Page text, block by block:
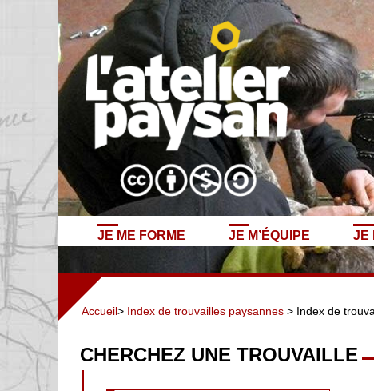
JE ME FORME JE M’ÉQUIPE JE
Accueil> Index de trouvailles paysannes > Index de
CHERCHEZ UNE TROUVAILLE